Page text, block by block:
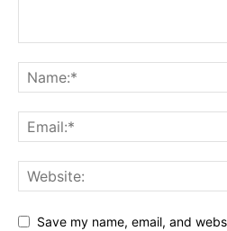
Save my name, email, and